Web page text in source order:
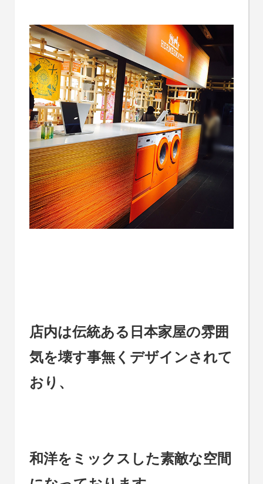
店内は伝統ある日本家屋の雰囲
気を壊す事無くデザインされて
おり、
和洋をミックスした素敵な空間